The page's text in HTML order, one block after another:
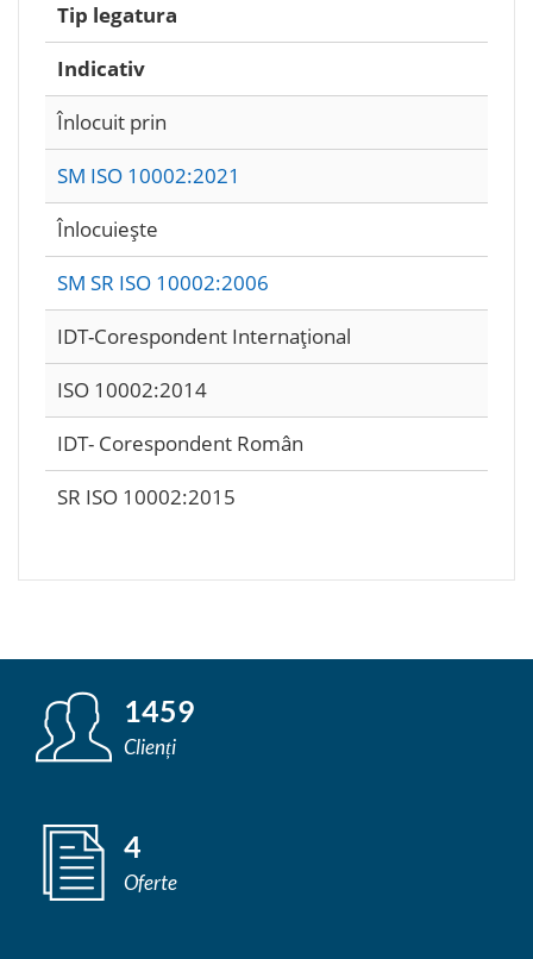
Tip legatura
Indicativ
Înlocuit prin
SM ISO 10002:2021
Înlocuieşte
SM SR ISO 10002:2006
IDT-Corespondent Internaţional
ISO 10002:2014
IDT- Corespondent Român
SR ISO 10002:2015
1459
Clienți
4
Oferte